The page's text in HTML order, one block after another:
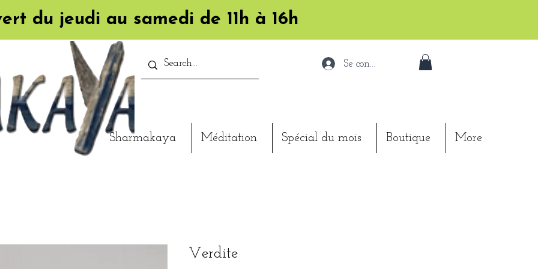
du jeudi au samedi de 11h à 16h
Se connecter
Sharmakaya Méditation Spécial du mois Boutique More
Verdite